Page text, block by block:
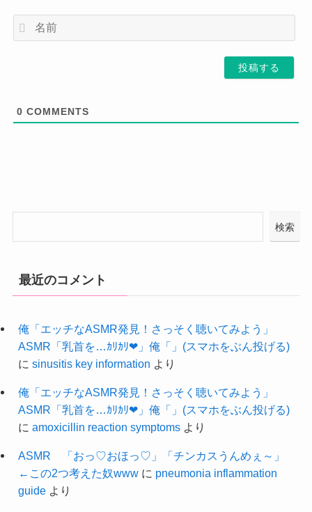
0 COMMENTS
検索
最近のコメント
俺「エッチなASMR発見！さっそく聴いてみよう」
ASMR「乳首を…ｶﾘｶﾘ❤」俺「」(スマホをぶん投げる)
に sinusitis key information より
俺「エッチなASMR発見！さっそく聴いてみよう」
ASMR「乳首を…ｶﾘｶﾘ❤」俺「」(スマホをぶん投げる)
に amoxicillin reaction symptomsより
ASMR 「おっ♡おほっ♡」「チンカスうんめぇ～」
←この2つ考えた奴wwwに pneumonia inflammation
guideより